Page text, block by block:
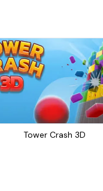
Tower Crash 3D